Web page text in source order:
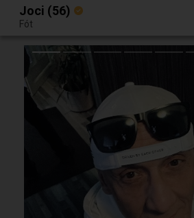
Egy jó randiból bármi lehet.
Joci (56)
Fót